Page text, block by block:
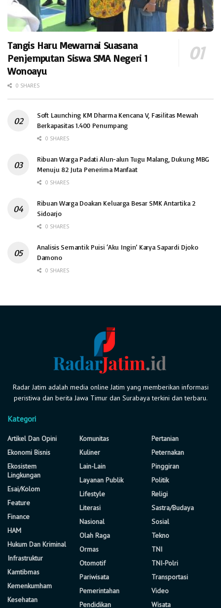
Tangis Haru Mewarnai Suasana
Penjemputan Siswa SMA Negeri 1
Wonoayu
0 SHARES
Soft Launching KM Dharma Kencana V, Fasilitas Mewah
Berkapasitas 1.400 Penumpang
0 SHARES
Ribuan Warga Padati Alun-alun Tugu Malang, Dukung MBG
Menuju 82 Juta Penerima Manfaat
0 SHARES
Ribuan Warga Doakan Keluarga Besar SMK Antartika 2
Sidoarjo
0 SHARES
Analisis Semantik Puisi ‘Aku Ingin’ Karya Sapardi Djoko
Damono
0 SHARES
Radar Jatim adalah media online Jatim yang memberikan informasi
peristiwa dan berita Jawa Timur dan Surabaya terkini dan terbaru.
Kategori
Artikel Dan Opini
Ekonomi Bisnis
Ekosistem
Lingkungan
Esai/Kolom
Feature
Finance
HAM
Hukum Dan Kriminal
Infrastruktur
Kamtibmas
Kemenkumham
Kesehatan
Komunitas
Kuliner
Lain-Lain
Layanan Publik
Lifestyle
Literasi
Nasional
Olah Raga
Ormas
Otomotif
Pariwisata
Pemerintahan
Pendidikan
Pertanian
Peternakan
Pinggiran
Politik
Religi
Sastra/Budaya
Sosial
Tekno
TNI
TNI-Polri
Transportasi
Video
Wisata